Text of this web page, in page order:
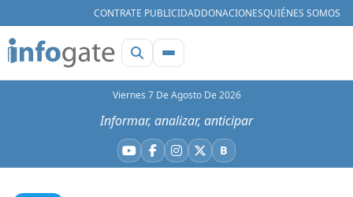
CONTRATE PUBLICIDADDONACIONESQUIÉNES SOMOS
Viernes 7 De Agosto De 2026
Informar, analizar, anticipar
YouTube
Facebook
Instagram
X BBluesky